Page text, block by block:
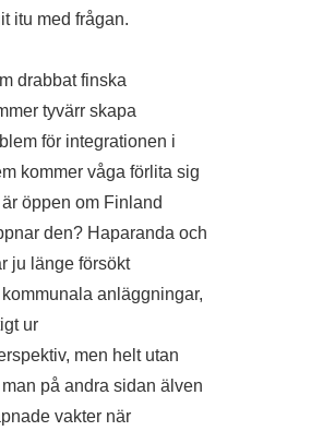
itu med frågan.
drabbat finska
tyvärr skapa
för integrationen i
kommer våga förlita sig
öppen om Finland
den? Haparanda och
ju länge försökt
anläggningar,
ur
men helt utan
på andra sidan älven
vakter när